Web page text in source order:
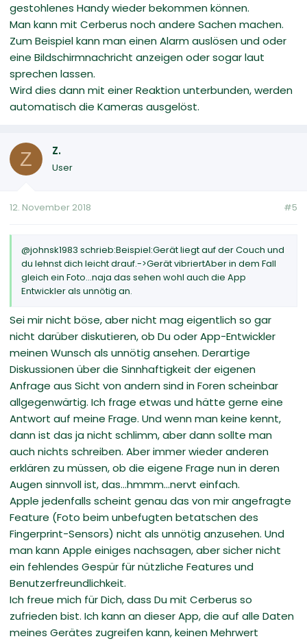
gestohlenes Handy wieder bekommen können.
Man kann mit Cerberus noch andere Sachen machen.
Zum Beispiel kann man einen Alarm auslösen und oder
eine Bildschirmnachricht anzeigen oder sogar laut
sprechen lassen.
Wird dies dann mit einer Reaktion unterbunden, werden
automatisch die Kameras ausgelöst.
Z Z.
User
12. November 2018 #5
@johnsk1983 schrieb:Beispiel:Gerät liegt auf der Couch und
du lehnst dich leicht drauf.->Gerät vibriertAber in dem Fall
gleich ein Foto...naja das sehen wohl auch die App
Entwickler als unnötig an.
Sei mir nicht böse, aber nicht mag eigentlich so gar
nicht darüber diskutieren, ob Du oder App-Entwickler
meinen Wunsch als unnötig ansehen. Derartige
Diskussionen über die Sinnhaftigkeit der eigenen
Anfrage aus Sicht von andern sind in Foren scheinbar
allgegenwärtig. Ich frage etwas und hätte gerne eine
Antwort auf meine Frage. Und wenn man keine kennt,
dann ist das ja nicht schlimm, aber dann sollte man
auch nichts schreiben. Aber immer wieder anderen
erklären zu müssen, ob die eigene Frage nun in deren
Augen sinnvoll ist, das...hmmm...nervt einfach.
Apple jedenfalls scheint genau das von mir angefragte
Feature (Foto beim unbefugten betatschen des
Fingerprint-Sensors) nicht als unnötig anzusehen. Und
man kann Apple einiges nachsagen, aber sicher nicht
ein fehlendes Gespür für nützliche Features und
Benutzerfreundlichkeit.
Ich freue mich für Dich, dass Du mit Cerberus so
zufrieden bist. Ich kann an dieser App, die auf alle Daten
meines Gerätes zugreifen kann, keinen Mehrwert